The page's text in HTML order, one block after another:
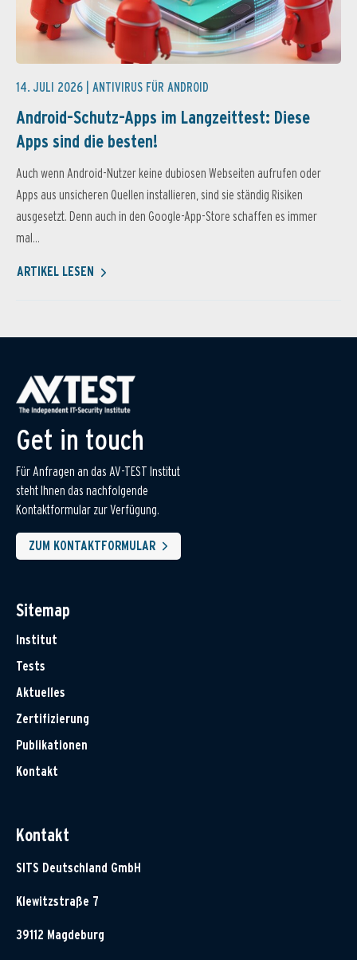
14. JULI 2026 | ANTIVIRUS FÜR ANDROID
Android-Schutz-Apps im Langzeittest: Diese
Apps sind die besten!
Auch wenn Android-Nutzer keine dubiosen Webseiten aufrufen oder
Apps aus unsicheren Quellen installieren, sind sie ständig Risiken
ausgesetzt. Denn auch in den Google-App-Store schaffen es immer
mal...
ARTIKEL LESEN
Get in touch
Für Anfragen an das AV-TEST Institut
steht Ihnen das nachfolgende
Kontaktformular zur Verfügung.
ZUM KONTAKTFORMULAR
Sitemap
Institut
Tests
Aktuelles
Zertifizierung
Publikationen
Kontakt
Kontakt
SITS Deutschland GmbH
Klewitzstraße 7
39112 Magdeburg